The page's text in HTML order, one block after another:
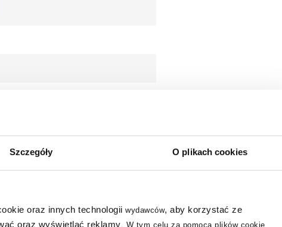
Szczegóły O plikach cookies
oraz innych technologii wydawców, aby korzystać ze
oraz wyświetlać reklamy
W tym celu za pomocą plików cookie